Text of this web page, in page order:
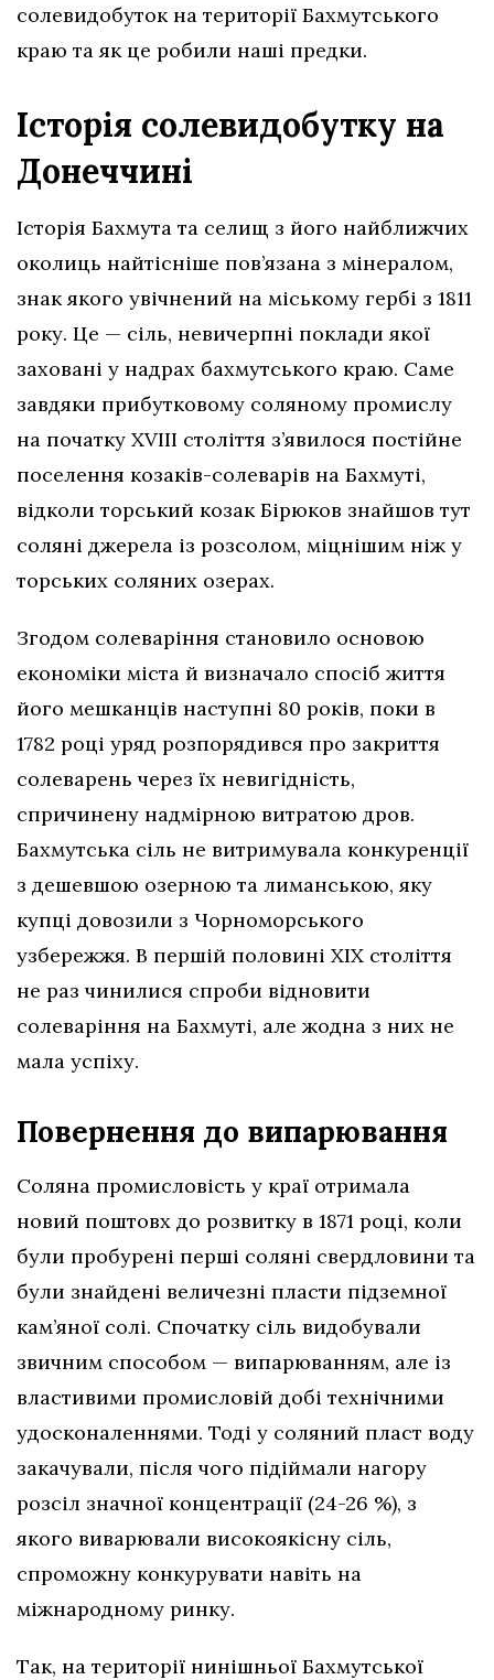
солевидобуток на території Бахмутського
краю та як це робили наші предки.
Історія солевидобутку на
Донеччині
Історія Бахмута та селищ з його найближчих
околиць найтісніше пов’язана з мінералом,
знак якого увічнений на міському гербі з 1811
року. Це — сіль, невичерпні поклади якої
заховані у надрах бахмутського краю. Саме
завдяки прибутковому соляному промислу
на початку ХVІІI століття з’явилося постійне
поселення козаків-солеварів на Бахмуті,
відколи торський козак Бірюков знайшов тут
соляні джерела із розсолом, міцнішим ніж у
торських соляних озерах.
Згодом солеваріння становило основою
економіки міста й визначало спосіб життя
його мешканців наступні 80 років, поки в
1782 році уряд розпорядився про закриття
солеварень через їх невигідність,
спричинену надмірною витратою дров.
Бахмутська сіль не витримувала конкуренції
з дешевшою озерною та лиманською, яку
купці довозили з Чорноморського
узбережжя. В першій половині ХІХ століття
не раз чинилися спроби відновити
солеваріння на Бахмуті, але жодна з них не
мала успіху.
Повернення до випарювання
Соляна промисловість у краї отримала
новий поштовх до розвитку в 1871 році, коли
були пробурені перші соляні свердловини та
були знайдені величезні пласти підземної
кам’яної солі. Спочатку сіль видобували
звичним способом — випарюванням, але із
властивими промисловій добі технічними
удосконаленнями. Тоді у соляний пласт воду
закачували, після чого підіймали нагору
розсіл значної концентрації (24-26 %), з
якого виварювали високоякісну сіль,
спроможну конкурувати навіть на
міжнародному ринку.
Так, на території нинішньої Бахмутської